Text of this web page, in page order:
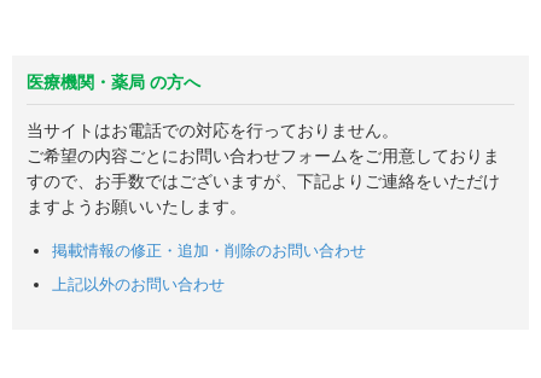
医療機関・薬局 の方へ
当サイトはお電話での対応を行っておりません。
ご希望の内容ごとにお問い合わせフォームをご用意しておりま
すので、お手数ではございますが、下記よりご連絡をいただけ
ますようお願いいたします。
掲載情報の修正・追加・削除のお問い合わせ
上記以外のお問い合わせ